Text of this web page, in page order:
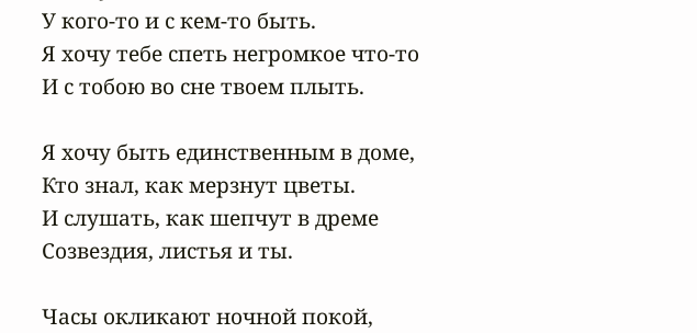
У кого-то и с кем-то быть.
Я хочу тебе спеть негромкое что-то
И с тобою во сне твоем плыть.
Я хочу быть единственным в доме,
Кто знал, как мерзнут цветы.
И слушать, как шепчут в дреме
Созвездия, листья и ты.
Часы окликают ночной покой,